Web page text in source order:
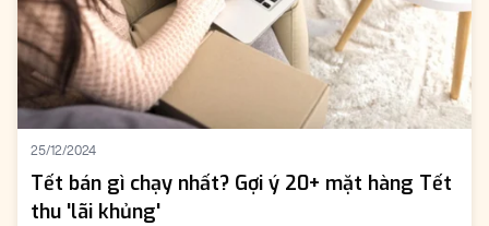
25/12/2024
Tết bán gì chạy nhất? Gợi ý 20+ mặt hàng Tết
thu 'lãi khủng'